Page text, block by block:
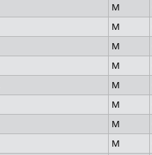
M
M
M
M
M
M
M
M